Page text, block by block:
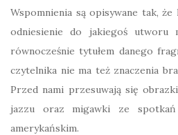
Wspomnienia są opisywane tak,
odniesienie do jakiegoś utworu
równocześnie tytułem danego
czytelnika nie ma też znaczenia
Przed nami przesuwają się
jazzu oraz migawki ze spotkań
amerykańskim.